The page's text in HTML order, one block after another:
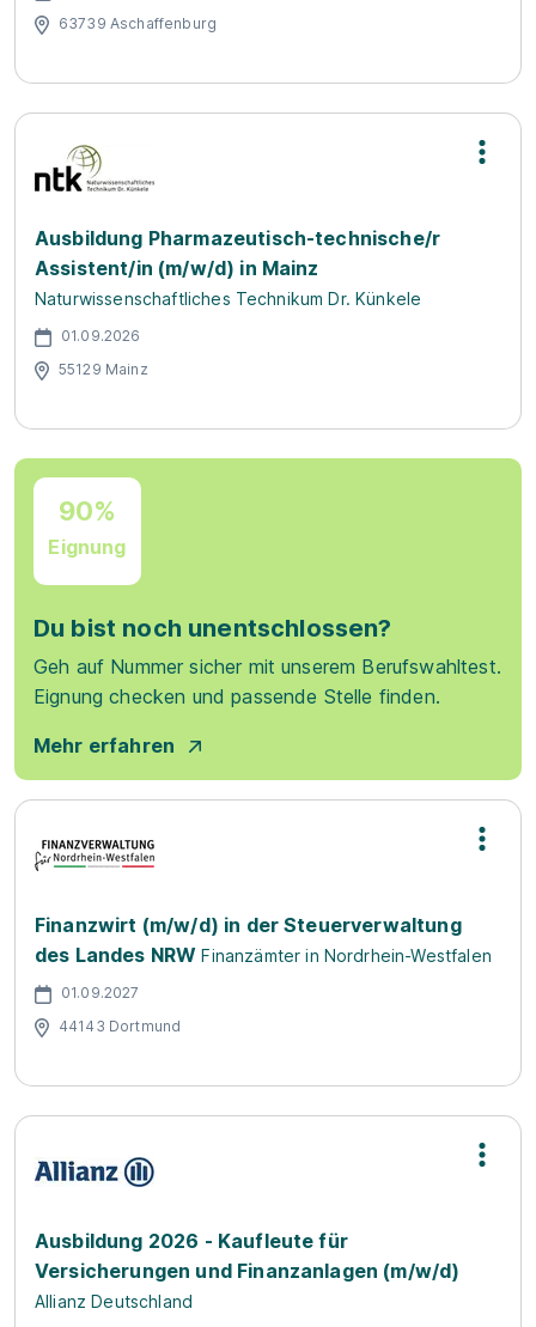
63739 Aschaffenburg
Ausbildung Pharmazeutisch-technische/r
Assistent/in (m/w/d) in Mainz
Naturwissenschaftliches Technikum Dr. Künkele
01.09.2026
55129 Mainz
90%
Eignung
Du bist noch unentschlossen?
Geh auf Nummer sicher mit unserem Berufswahltest.
Eignung checken und passende Stelle finden.
Mehr erfahren
Finanzwirt (m/w/d) in der Steuerverwaltung
des Landes NRW Finanzämter in Nordrhein-Westfalen
01.09.2027
44143 Dortmund
Ausbildung 2026 - Kaufleute für
Versicherungen und Finanzanlagen (m/w/d)
Allianz Deutschland